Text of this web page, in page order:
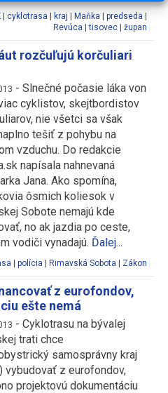
cyklotrasa kraj Maňka predseda
Revúca |tisovec župan
rozčuľujú korčuliari
- Slnečné počasie láka von
cyklistov, skejtbordistov
nie všetci sa však
tešiť z pohybu na
vzduchu. Do redakcie
napísala nahnevaná
Jana. Ako spomína,
ôsmich koliesok v
Sobote nemajú kde
no ak jazdia po ceste,
vodiči vynadajú. Ďalej...
polícia Rimavská Sobota Zákon
z eurofondov,
ešte nemá
- Cyklotrasu na bývalej
trati chce
samosprávny kraj
vybudovať z eurofondov,
projektovú dokumentáciu